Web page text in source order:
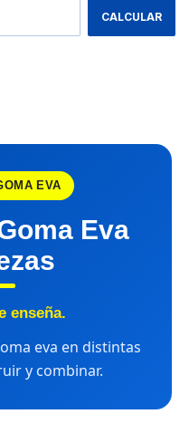
CALCULAR
EVA
Eva
enseña.
eva en distintas
y combinar.